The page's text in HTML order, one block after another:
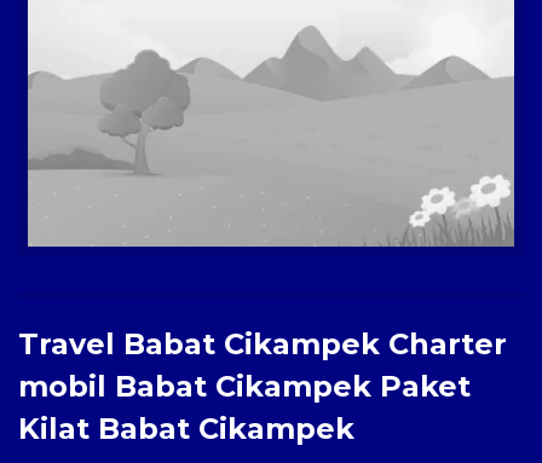
Paket Kilat
Pengiriman Barang
Travel Babat Cikampek Charter
mobil Babat Cikampek Paket
Kilat Babat Cikampek